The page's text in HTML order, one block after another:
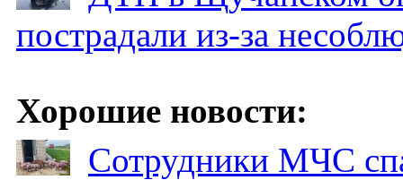
пострадали из-за
Хорошие новости:
Сотрудники МЧС